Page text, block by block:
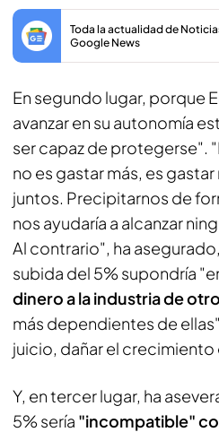
Toda la actualidad de
Google News
En segundo lugar, porque
avanzar en su autonomía
ser capaz de protegerse".
no es gastar más, es
juntos. Precipitarnos de
nos ayudaría a alcanzar
Al contrario", ha
subida del 5% supondría
dinero a la industria de
más dependientes de
juicio, dañar el
Y, en tercer lugar, ha
5% sería "incompatible"